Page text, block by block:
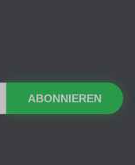
ABONNIEREN